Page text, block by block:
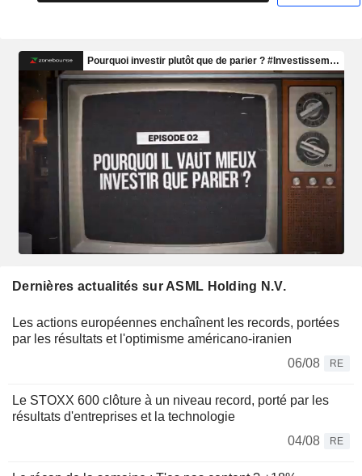
Dernières actualités sur ASML Holding N.V.
Les actions européennes enchaînent les records, portées
par les résultats et l'optimisme américano-iranien
06/08
RE
Le STOXX 600 clôture à un niveau record, porté par les
résultats d'entreprises et la technologie
04/08
RE